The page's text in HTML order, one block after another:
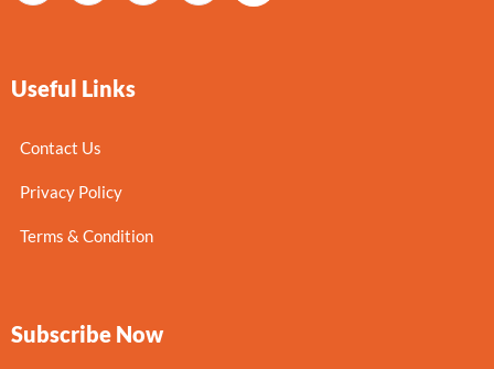
Useful Links
Contact Us
Privacy Policy
Terms & Condition
Subscribe Now